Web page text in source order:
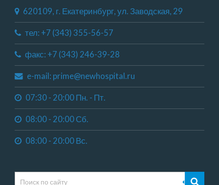
620109, г. Екатеринбург, ул. Заводская, 29
тел: +7 (343) 355-56-57
факс: +7 (343) 246-39-28
e-mail: prime@newhospital.ru
07:30 - 20:00 Пн. - Пт.
08:00 - 20:00 Сб.
08:00 - 20:00 Вс.